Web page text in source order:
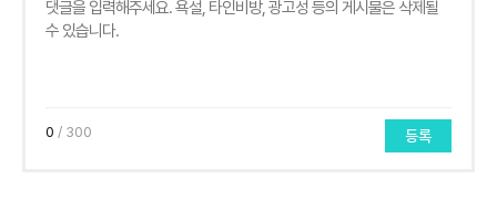
0 / 300 등록